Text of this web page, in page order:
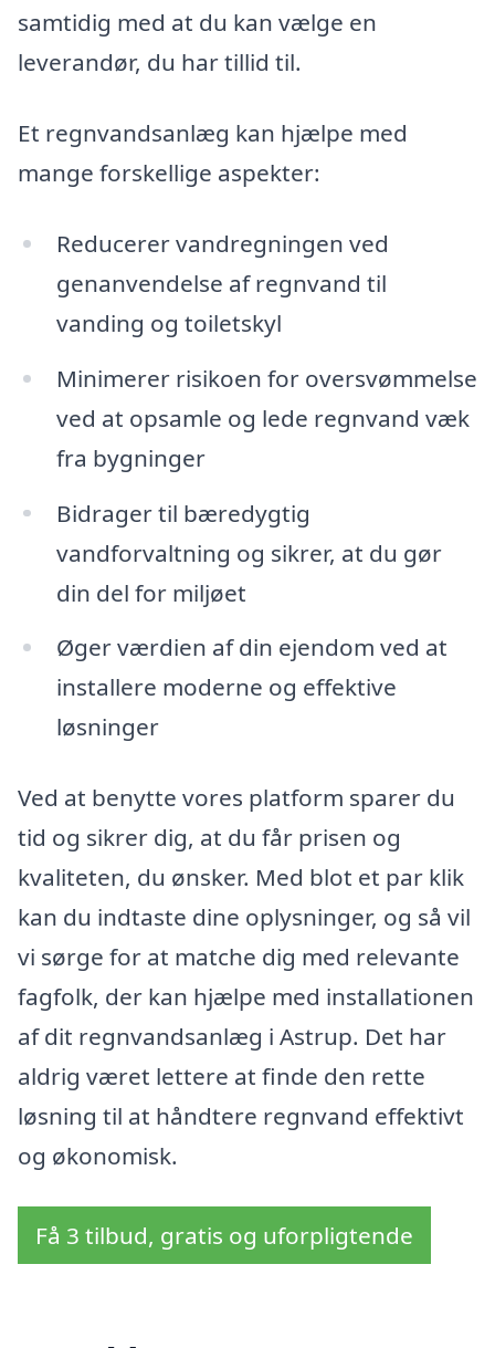
samtidig med at du kan vælge en
leverandør, du har tillid til.
Et regnvandsanlæg kan hjælpe med
mange forskellige aspekter:
Reducerer vandregningen ved
genanvendelse af regnvand til
vanding og toiletskyl
Minimerer risikoen for oversvømmelse
ved at opsamle og lede regnvand væk
fra bygninger
Bidrager til bæredygtig
vandforvaltning og sikrer, at du gør
din del for miljøet
Øger værdien af din ejendom ved at
installere moderne og effektive
løsninger
Ved at benytte vores platform sparer du
tid og sikrer dig, at du får prisen og
kvaliteten, du ønsker. Med blot et par klik
kan du indtaste dine oplysninger, og så vil
vi sørge for at matche dig med relevante
fagfolk, der kan hjælpe med installationen
af dit regnvandsanlæg i Astrup. Det har
aldrig været lettere at finde den rette
løsning til at håndtere regnvand effektivt
og økonomisk.
Få 3 tilbud, gratis og uforpligtende